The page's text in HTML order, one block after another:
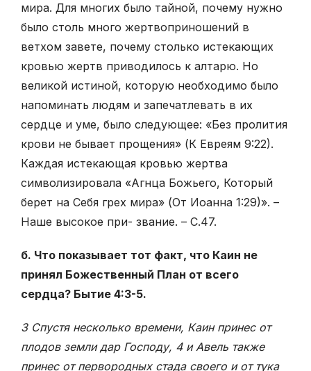
мира. Для многих было тайной, почему нужно
было столь много жертвоприношений в
ветхом завете, почему столько истекающих
кровью жертв приводилось к алтарю. Но
великой истиной, которую необходимо было
напоминать людям и запечатлевать в их
сердце и уме, было следующее: «Без пролития
крови не бывает прощения» (К Евреям 9:22).
Каждая истекающая кровью жертва
символизировала «Агнца Божьего, Который
берет на Себя грех мира» (От Иоанна 1:29)». –
Наше высокое при- звание. – С.47.
б. Что показывает тот факт, что Каин не
принял Божественный План от всего
сердца? Бытие 4:3-5.
3 Спустя несколько времени, Каин принес от
плодов земли дар Господу, 4 и Авель также
принес от первородных стада своего и от тука